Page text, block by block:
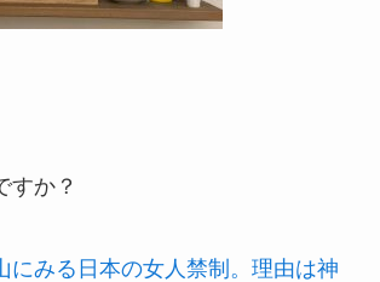
すか？
にみる日本の女人禁制。理由は神